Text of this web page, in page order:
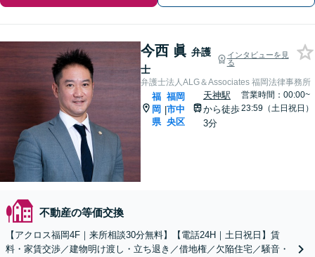
今西 眞 弁護
士
インタビューを見
る
弁護士法人ALG＆Associates 福岡法律事務所
福
岡
県
|
福岡
市中
央区
天神駅
から徒歩
3分
営業時間：00:00~
23:59（土日祝日）
不動産の等価交換
【アクロス福岡4F｜来所相談30分無料】【電話24H｜土日祝日】賃
料・家賃交渉／建物明け渡し・立ち退き／借地権／欠陥住宅／騒音・